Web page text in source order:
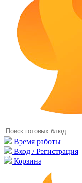
Время работы
Вход / Регистрация
Корзина